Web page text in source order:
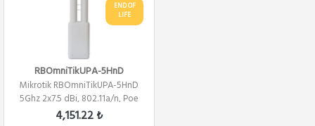
END OF
LIFE
RBOmniTikUPA-5HnD
Mikrotik RBOmniTikUPA-5HnD
5Ghz 2x7.5 dBi, 802.11a/n, Poe
Out, PT...
4,151.22 ₺